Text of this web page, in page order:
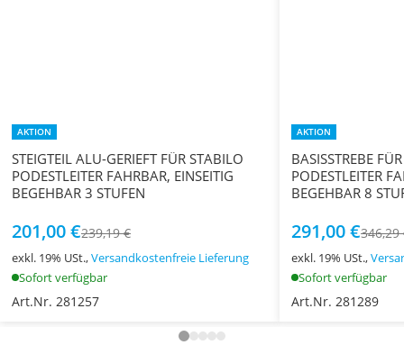
AKTION
STEIGTEIL ALU-GERIEFT FÜR STABILO
PODESTLEITER FAHRBAR, EINSEITIG
BEGEHBAR 3 STUFEN
201,00 €239,19 €
exkl. 19% USt.,Versandkostenfreie Lieferung
Sofort verfügbar
Art.Nr. 281257
AKTION
BASISSTREBE
PODESTLEITER
BEGEHBAR 8
291,00 €346,29
exkl. 19% USt.,
Sofort verfügbar
Art.Nr. 281289